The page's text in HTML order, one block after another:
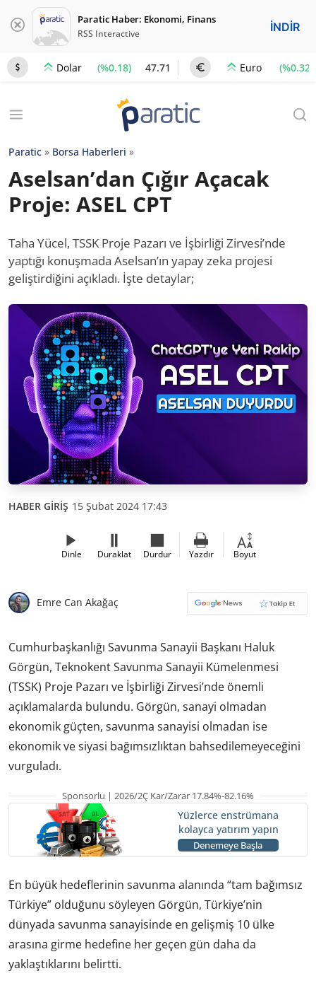
Paratic Haber: Ekonomi, Finans
RSS Interactive İNDİR
Dolar (%0.18) 47.71 Euro (%0.32)
Paratic » Borsa Haberleri »
Aselsan’dan Çığır Açacak
Proje: ASEL CPT
Taha Yücel, TSSK Proje Pazarı ve İşbirliği Zirvesi’nde
yaptığı konuşmada Aselsan’ın yapay zeka projesi
geliştirdiğini açıkladı. İşte detaylar;
HABER GİRİŞ 15 Şubat 2024 17:43
Dinle Duraklat Durdur Yazdır Boyut
Emre Can Akağaç
Cumhurbaşkanlığı Savunma Sanayii Başkanı Haluk
Görgün, Teknokent Savunma Sanayii Kümelenmesi
(TSSK) Proje Pazarı ve İşbirliği Zirvesi’nde önemli
açıklamalarda bulundu. Görgün, sanayi olmadan
ekonomik güçten, savunma sanayisi olmadan ise
ekonomik ve siyasi bağımsızlıktan bahsedilemeyeceğini
vurguladı.
Sponsorlu | 2026/2Ç Kar/Zarar 17.84%-82.16%
Yüzlerce enstrümana
kolayca yatırım yapın
Denemeye Başla
En büyük hedeflerinin savunma alanında “tam bağımsız
Türkiye” olduğunu söyleyen Görgün, Türkiye’nin
dünyada savunma sanayisinde en gelişmiş 10 ülke
arasına girme hedefine her geçen gün daha da
yaklaştıklarını belirtti.